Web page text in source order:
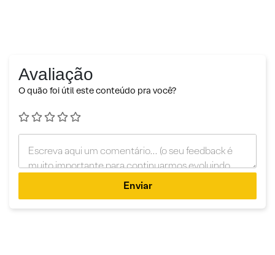
Avaliação
O quão foi útil este conteúdo pra você?
Enviar